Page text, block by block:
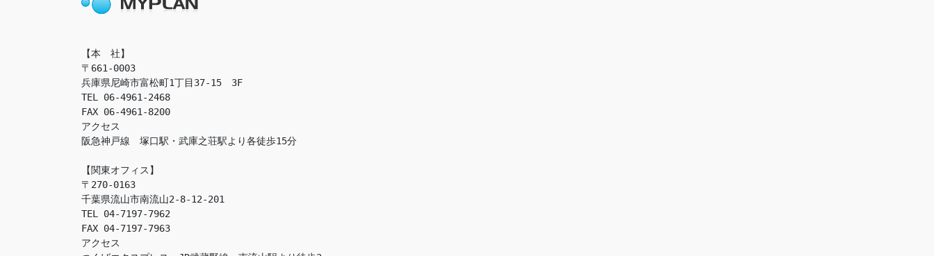
【本　社】
〒661-0003
兵庫県尼崎市富松町1丁目37-15　3F
TEL 06-4961-2468
FAX 06-4961-8200
アクセス
阪急神戸線　塚口駅・武庫之荘駅より各徒歩15分
【関東オフィス】
〒270-0163
千葉県流山市南流山2-8-12-201
TEL 04-7197-7962
FAX 04-7197-7963
アクセス